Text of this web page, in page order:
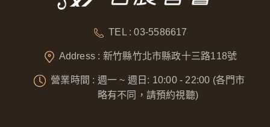
TEL : 03-5586617
Address : 新竹縣竹北市縣政十三路118號
營業時間 : 週一 ~ 週日: 10:00 - 22:00 (各門市
略有不同，請預約視聽)